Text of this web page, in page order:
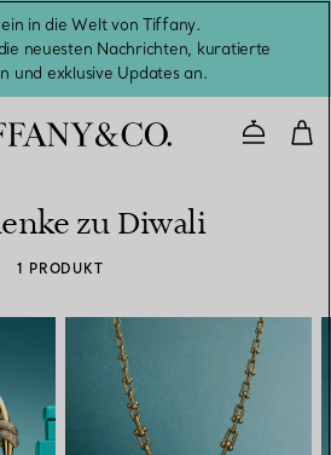
in die Welt von Tiffany.
neuesten Nachrichten, kuratierte
und exklusive Updates an.
zu Diwali
1 PRODUKT